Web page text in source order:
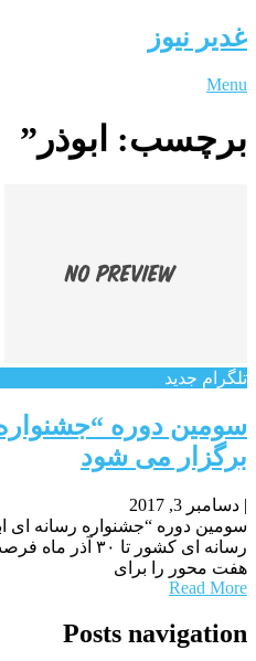
غدیر نیوز
Menu
برچسب: ابوذر”
تلگرام جدید
سومین دوره
برگزار می شود
| دسامبر 3, 2017
سومین دوره “جشنواره رسانه ای
رسانه ای کشور
هفت محور را برای
Read More
Posts navigation